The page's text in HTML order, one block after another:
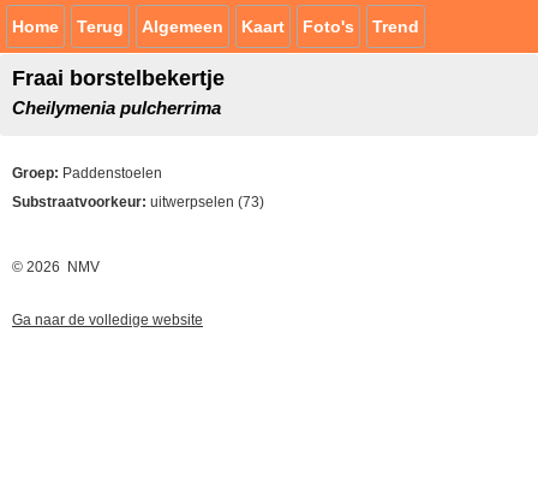
Home Terug Algemeen Kaart Foto's Trend
Fraai borstelbekertje
Cheilymenia pulcherrima
Groep: Paddenstoelen
Substraatvoorkeur: uitwerpselen (73)
© 2026 NMV
Ga naar de volledige website